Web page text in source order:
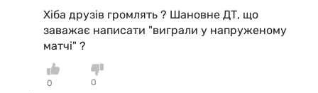
Хіба друзів громлять ? Шановне ДТ, що
заважає написати "виграли у напруженому
матчі" ?
0
0